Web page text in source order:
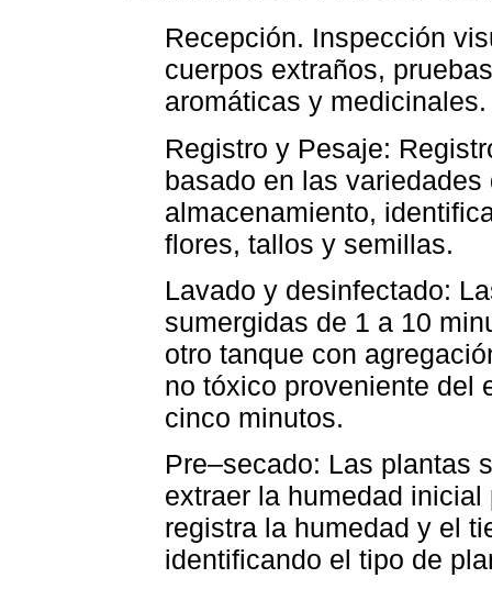
Recepción. Inspección
cuerpos extraños,
aromáticas y medicinales.
Registro y Pesaje:
basado en las
almacenamiento,
flores, tallos y semillas.
Lavado y desinfectado:
sumergidas de 1 a 10
otro tanque con
no tóxico proveniente del
cinco minutos.
Pre–secado: Las plantas
extraer la humedad
registra la humedad y el
identificando el tipo de